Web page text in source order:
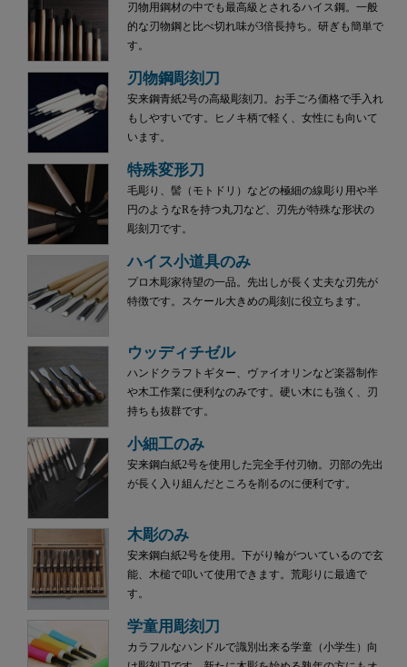
刃物用鋼材の中でも最高級とされるハイス鋼。一般
的な刃物鋼と比べ切れ味が3倍長持ち。研ぎも簡単で
す。
刃物鋼彫刻刀
安来鋼青紙2号の高級彫刻刀。お手ごろ価格で手入れ
もしやすいです。ヒノキ柄で軽く、女性にも向いて
います。
特殊変形刀
毛彫り、髻（モトドリ）などの極細の線彫り用や半
円のようなRを持つ丸刀など、刃先が特殊な形状の
彫刻刀です。
ハイス小道具のみ
プロ木彫家待望の一品。先出しが長く丈夫な刃先が
特徴です。スケール大きめの彫刻に役立ちます。
ウッディチゼル
ハンドクラフトギター、ヴァイオリンなど楽器制作
や木工作業に便利なのみです。硬い木にも強く、刃
持ちも抜群です。
小細工のみ
安来鋼白紙2号を使用した完全手付刃物。刃部の先出
が長く入り組んだところを削るのに便利です。
木彫のみ
安来鋼白紙2号を使用。下がり輪がついているので玄
能、木槌で叩いて使用できます。荒彫りに最適で
す。
学童用彫刻刀
カラフルなハンドルで識別出来る学童（小学生）向